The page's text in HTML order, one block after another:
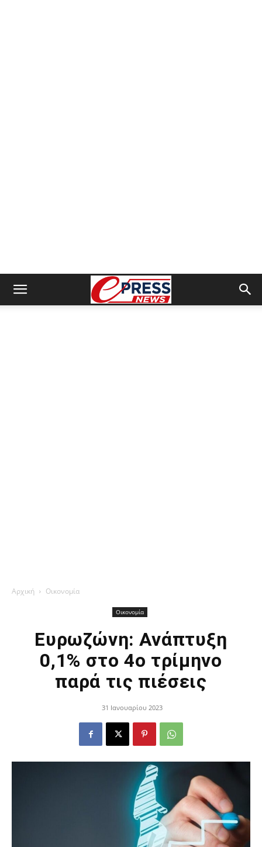
Αρχική Οικονομία
Οικονομία
Ευρωζώνη: Ανάπτυξη
0,1% στο 4ο τρίμηνο
παρά τις πιέσεις
31 Ιανουαρίου 2023